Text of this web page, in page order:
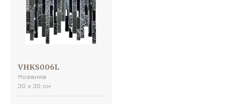
VHKS006L
Мозаика
30 х 30 см